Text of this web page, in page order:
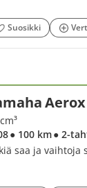
Suosikki
Aerox
● 100 km● 2-
saa ja vaihtoja